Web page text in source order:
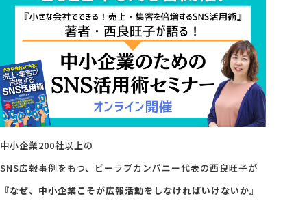
お問い合わせ
中小企業200社以上の
SNS広報事例をもつ、ビーラブカンパニー代表の西良旺子が
『なぜ、中小企業こそが広報活動をしなければいけないか』